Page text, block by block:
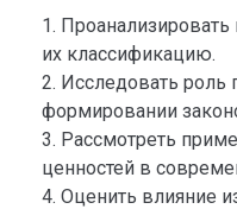
1.
их классификацию.
2. Исследовать роль
формировании
3. Рассмотреть
ценностей в
4. Оценить влияние